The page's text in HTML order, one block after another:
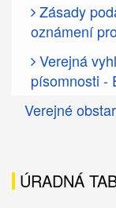
Zásady
oznámení
Verejná
písomnosti -
Verejné
ÚRADNÁ